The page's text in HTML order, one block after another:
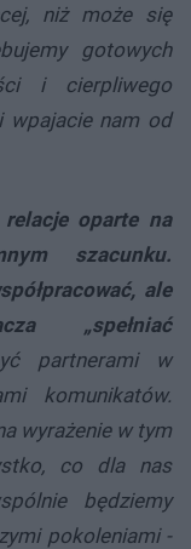
niż może się
gotowych
i cierpliwego
wpajacie nam od
oparte na
szacunku.
ale
„spełniać
partnerami w
komunikatów.
wyrażenie w tym
co dla nas
będziemy
pokoleniami -